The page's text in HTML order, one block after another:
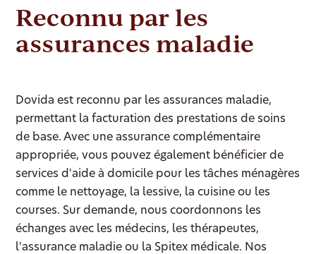
Reconnu par les
assurances maladie
Dovida est reconnu par les assurances maladie,
permettant la facturation des prestations de soins
de base. Avec une assurance complémentaire
appropriée, vous pouvez également bénéficier de
services d'aide à domicile pour les tâches ménagères
comme le nettoyage, la lessive, la cuisine ou les
courses. Sur demande, nous coordonnons les
échanges avec les médecins, les thérapeutes,
l'assurance maladie ou la Spitex médicale. Nos